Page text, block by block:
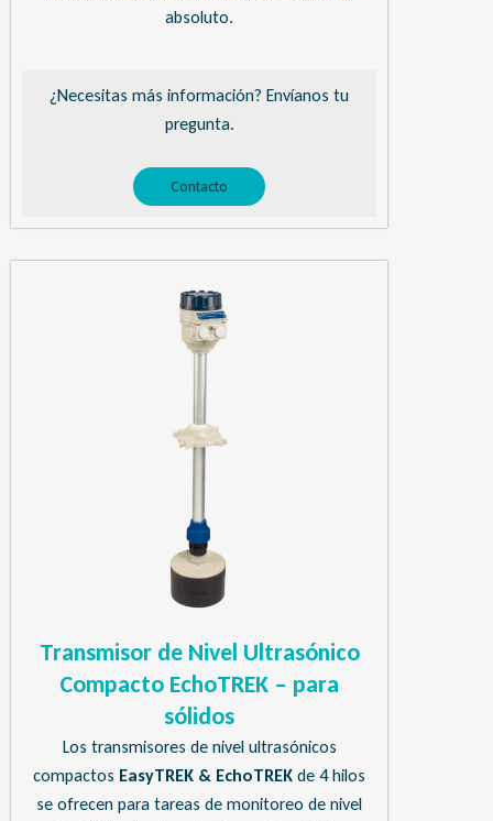
absoluto.
¿Necesitas más información? Envíanos tu
pregunta.
Contacto
Transmisor de Nivel Ultrasónico
Compacto EchoTREK – para
sólidos
Los transmisores de nivel ultrasónicos
compactos EasyTREK & EchoTREK de 4 hilos
se ofrecen para tareas de monitoreo de nivel